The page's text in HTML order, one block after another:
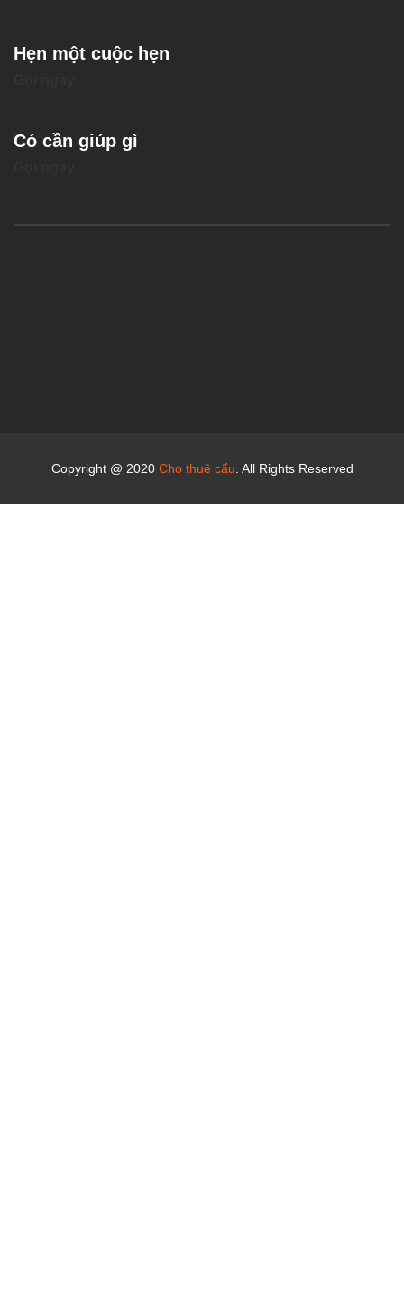
Hẹn một cuộc hẹn
Có cần giúp gì
Copyright @ 2020 Cho thuê cẩu . All Rights Reserved